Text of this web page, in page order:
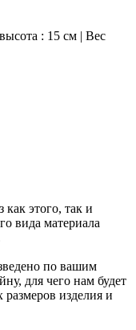
: 15 см | Вес
как этого, так и
вида материала
по вашим
для чего нам будет
изделия и